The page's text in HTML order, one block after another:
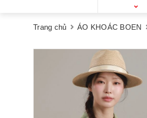
Trang chủ ÁO KHOÁC BOEN